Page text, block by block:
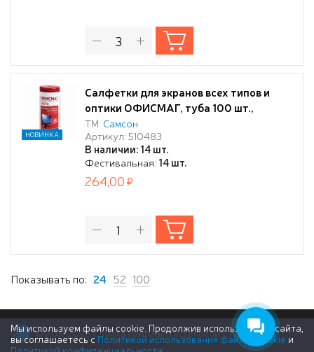
Салфетки для экранов всех типов и
оптики ОФИСМАГ, туба 100 шт.,
влажные
ТМ: Самсон
Артикул: 510483
В наличии: 14 шт.
Фестивальная: 14 шт.
НОВИНКА
264,00
Показывать по: 24 52 100
© 2011-2026 Группа компаний «Деловой Стиль»
Мы используем файлы cookie. Продолжив использование сайта,
вы соглашаетесь с Политикой использования файлов cookie и